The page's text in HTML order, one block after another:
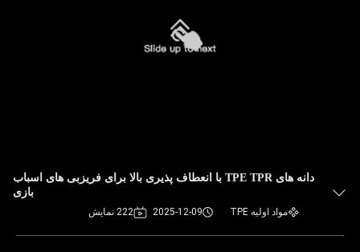
دانه های TPE TPR با انعطاف پذیری بالا برای فریزبی های اسباب
بازی
مواد اولیه TPE 2025-12-09 222 نمایش